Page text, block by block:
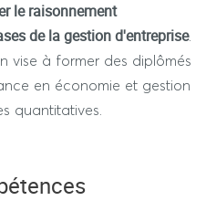
spécialisées en
L1, le parcours général
de découvrir ces
année et d'en
spécialiser dans l’une
est indispensable d’avoir
le raisonnement
de la gestion d'entreprise.
vise à former des diplômés
en économie et gestion
quantitatives.